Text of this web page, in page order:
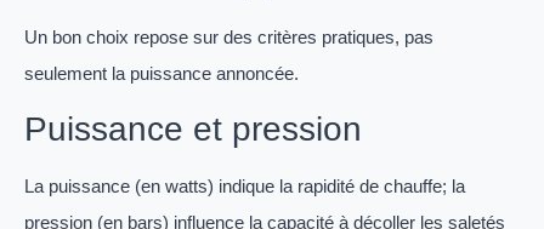
Un bon choix repose sur des critères pratiques, pas
seulement la puissance annoncée.
Puissance et pression
La puissance (en watts) indique la rapidité de chauffe; la
pression (en bars) influence la capacité à décoller les saletés